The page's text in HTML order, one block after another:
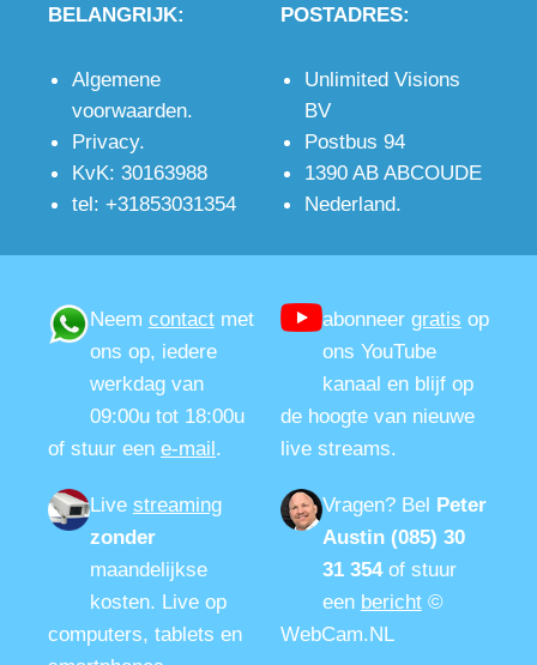
BELANGRIJK:
Algemene
voorwaarden.
Privacy.
KvK: 30163988
tel: +31853031354
POSTADRES:
Unlimited Visions
BV
Postbus 94
1390 AB ABCOUDE
Nederland.
Neem contactmet
ons op, iedere
werkdag van
09:00u tot 18:00u
of stuur een e-mail.
abonneer gratis op
ons YouTube
kanaal en blijf op
de hoogte van nieuwe
live streams.
Live streaming
zonder
maandelijkse
kosten. Live op
computers, tablets en
Vragen?Bel Peter
Austin (085) 30
31 354of stuur
een bericht©
WebCam.NL